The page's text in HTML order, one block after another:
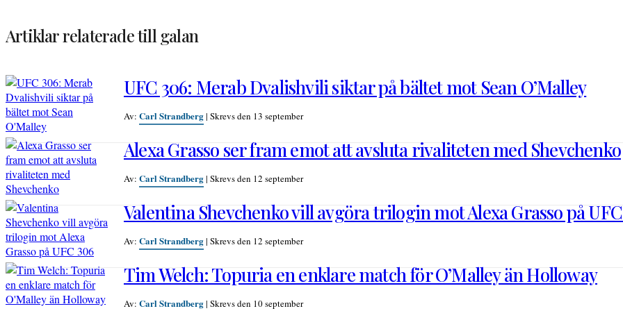
Artiklar relaterade till galan
UFC 306: Merab Dvalishvili siktar på bältet mot Sean O’Malley
Av: Carl Strandberg| Skrevs den 13 september
Alexa Grasso ser fram emot att avsluta rivaliteten med Shevchenko
Av: Carl Strandberg| Skrevs den 12 september
Valentina Shevchenko vill avgöra trilogin mot Alexa Grasso på
Av: Carl Strandberg| Skrevs den 12 september
Tim Welch: Topuria en enklare match för O’Malley än Holloway
Av: Carl Strandberg| Skrevs den 10 september